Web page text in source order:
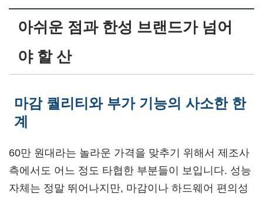
아쉬운 점과 한성 브랜드가 넘어
야 할 산
마감 퀄리티와 부가 기능의 사소한 한
계
60만 원대라는 놀라운 가격을 맞추기 위해서 제조사
측에서도 어느 정도 타협한 부분들이 보입니다. 성능
자체는 정말 뛰어나지만, 마감이나 하드웨어 편의성